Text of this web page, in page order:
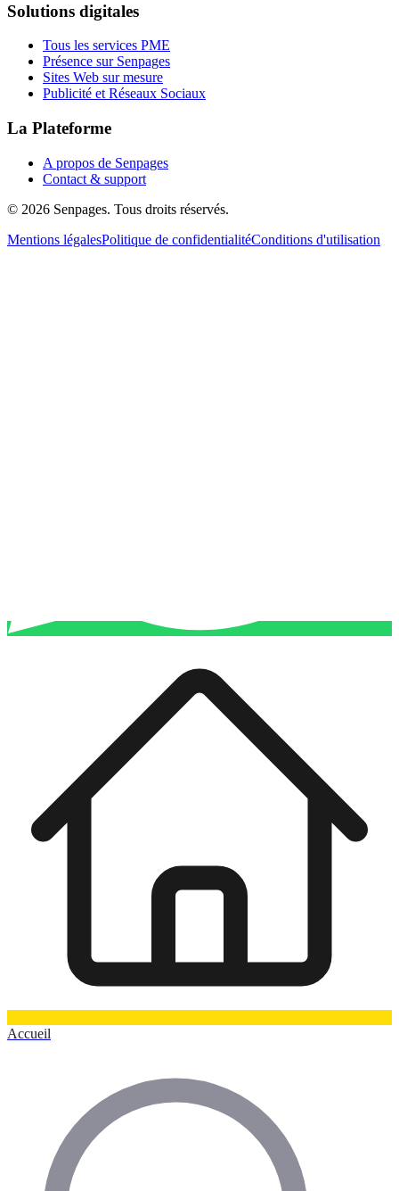
Solutions digitales
Tous les services PME
Présence sur Senpages
Sites Web sur mesure
Publicité et Réseaux Sociaux
La Plateforme
A propos de Senpages
Contact & support
© 2026 Senpages. Tous droits réservés.
Mentions légalesPolitique de confidentialitéConditions d'utilisation
Accueil